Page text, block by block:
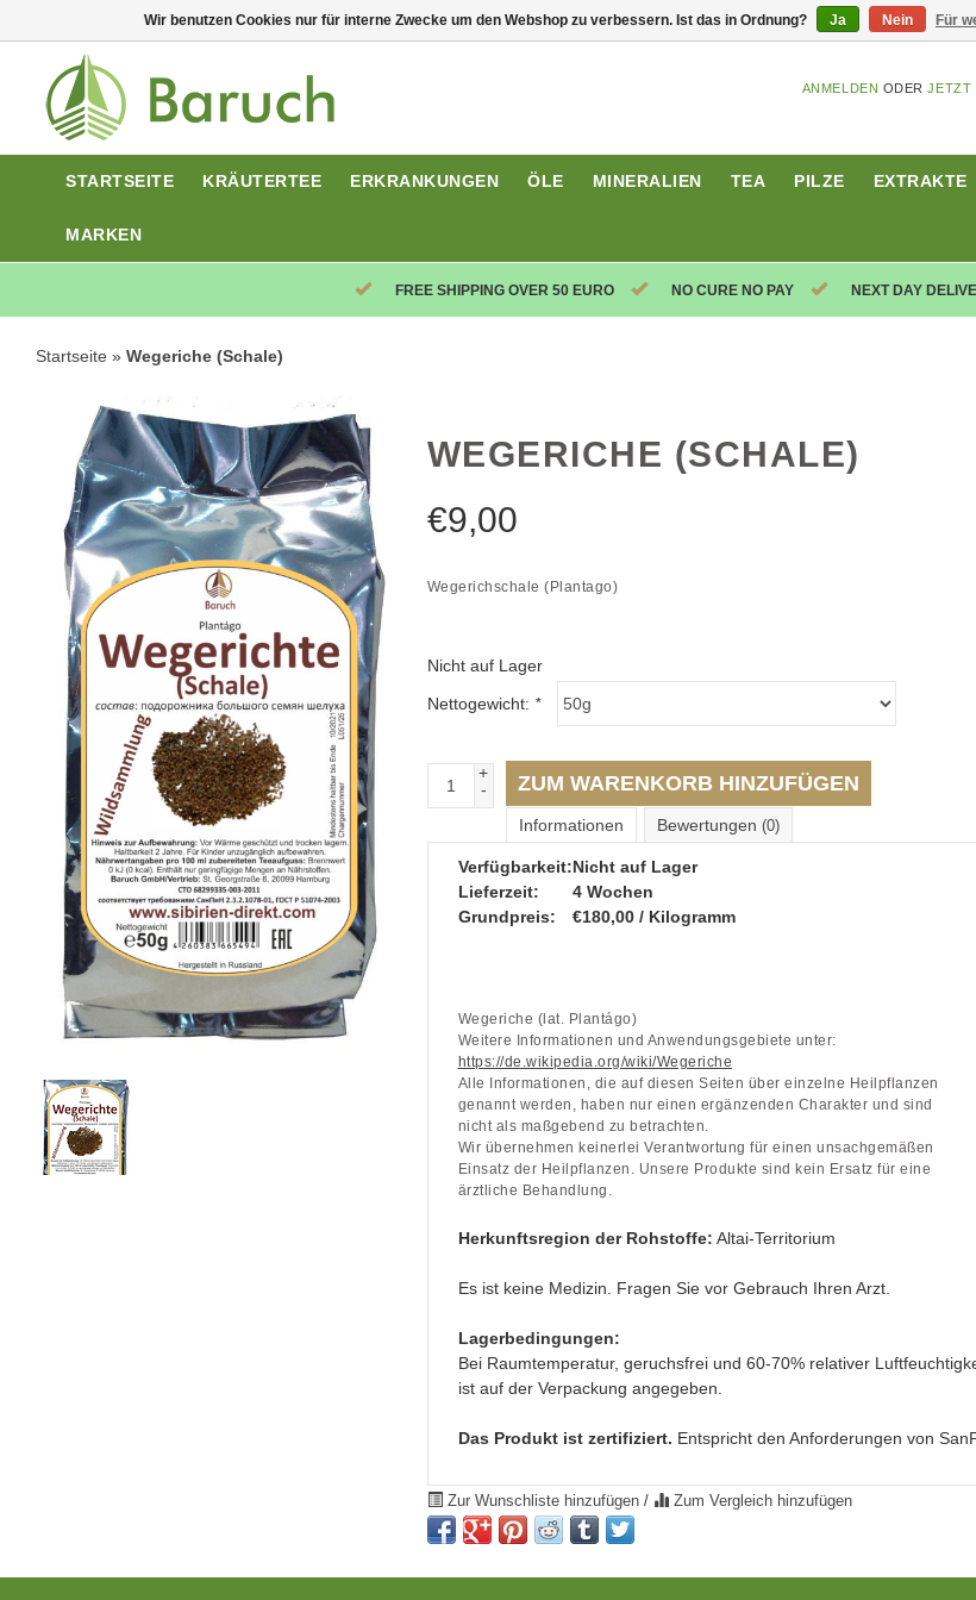
ANMELDEN ODERJETZT
STARTSEITE KRÄUTERTEE ERKRANKUNGEN ÖLE MINERALIEN TEA PILZE EXTRAKTE
MARKEN
FREE SHIPPING OVER 50 EURO NO CURE NO PAY NEXT DAY
Startseite » Wegeriche (Schale)
WEGERICHE (SCHALE)
€9,00
Wegerichschale (Plantago)
Nicht auf Lager
Nettogewicht: *
+
-
ZUM WARENKORB HINZUFÜGEN
Informationen Bewertungen (0)
Verfügbarkeit:Nicht auf Lager
Lieferzeit:
4 Wochen
Grundpreis:
€180,00 / Kilogramm
Wegeriche (lat. Plantágo)
Weitere Informationen und Anwendungsgebiete unter:
https://de.wikipedia.org/wiki/Wegeriche
Alle Informationen, die auf diesen Seiten über einzelne Heilpflanzen
genannt werden, haben nur einen ergänzenden Charakter und sind
nicht als maßgebend zu betrachten.
Wir übernehmen keinerlei Verantwortung für einen unsachgemäßen
Einsatz der Heilpflanzen. Unsere Produkte sind kein Ersatz für eine
ärztliche Behandlung.
Herkunftsregion der Rohstoffe: Altai-Territorium
Es ist keine Medizin. Fragen Sie vor Gebrauch Ihren Arzt.
Lagerbedingungen:
Bei Raumtemperatur, geruchsfrei und 60-70% relativer
ist auf der Verpackung angegeben.
Das Produkt ist zertifiziert. Entspricht den Anforderungen von
Zur Wunschliste hinzufügen / Zum Vergleich hinzufügen
Wir benutzen Cookies nur für interne Zwecke um den Webshop zu verbessern. Ist das in Ordnung? Ja Nein Für